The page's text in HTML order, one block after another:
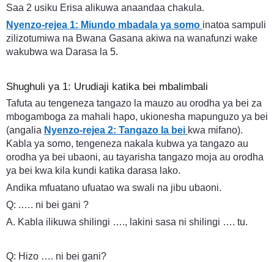
Saa 2 usiku Erisa alikuwa anaandaa chakula.
Nyenzo-rejea 1: Miundo mbadala ya somo inatoa sampuli
zilizotumiwa na Bwana Gasana akiwa na wanafunzi wake
wakubwa wa Darasa la 5.
Shughuli ya 1: Urudiaji katika bei mbalimbali
Tafuta au tengeneza tangazo la mauzo au orodha ya bei za
mbogamboga za mahali hapo, ukionesha mapunguzo ya bei
(angalia Nyenzo-rejea 2: Tangazo la bei kwa mifano).
Kabla ya somo, tengeneza nakala kubwa ya tangazo au
orodha ya bei ubaoni, au tayarisha tangazo moja au orodha
ya bei kwa kila kundi katika darasa lako.
Andika mfuatano ufuatao wa swali na jibu ubaoni.
Q: .…. ni bei gani ?
A. Kabla ilikuwa shilingi …., lakini sasa ni shilingi …. tu.
Q: Hizo …. ni bei gani?